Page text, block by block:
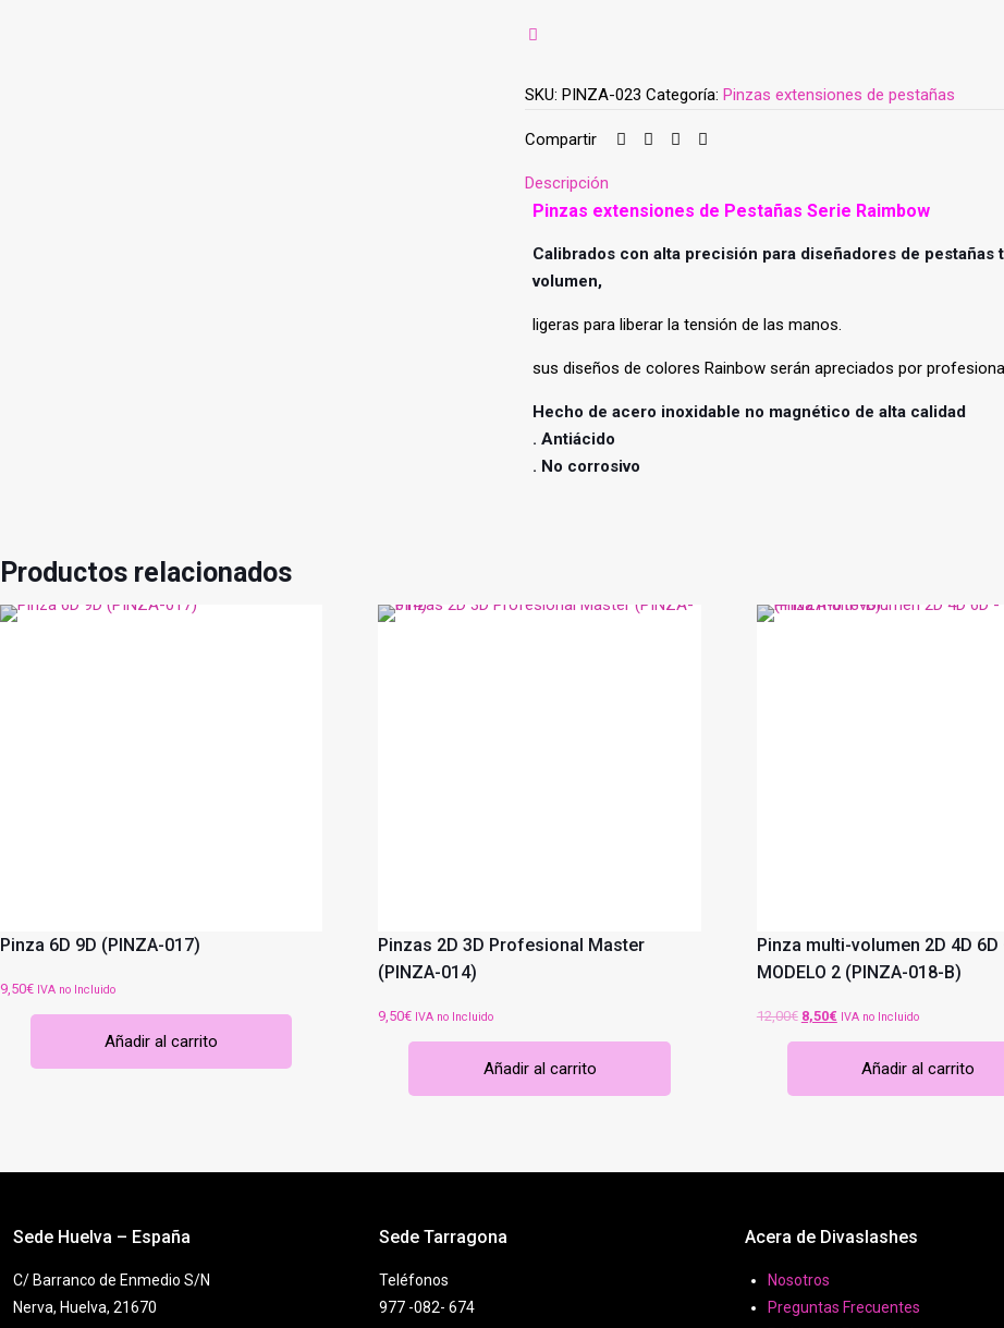
de
Raimbow
RECTA
(PINZA-
023)
SKU:PINZA-023 Categoría:Pinzas extensiones de pestañas
Compartir
Descripción
Pinzas extensiones de Pestañas Serie Raimbow
Calibrados con alta precisión para diseñadores de pestañas
volumen,
ligeras para liberar la tensión de las manos.
sus diseños de colores Rainbow serán apreciados por
Hecho de acero inoxidable no magnético de alta calidad
. Antiácido
. No corrosivo
Productos relacionados
Pinza 6D 9D (PINZA-017)
9,50€ IVA no Incluido
Añadir al carrito
Pinzas 2D 3D Profesional Master
(PINZA-014)
9,50€ IVA no Incluido
Añadir al carrito
Pinza multi-volumen 2D 4D 6D
MODELO 2 (PINZA-018-B)
12,00€ El
precio
era:
8,50€El
precio
actual
es:
IVA no Incluido
Añadir al carrito
Sede Huelva – España
C/ Barranco de Enmedio S/N
Nerva, Huelva, 21670
Sede Tarragona
Teléfonos
977 -082- 674
Acera de Divaslashes
Nosotros
Preguntas Frecuentes